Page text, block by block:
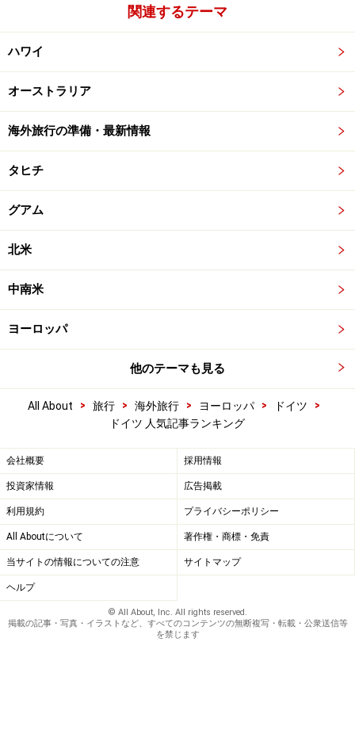
関連するテーマ
ハワイ
オーストラリア
海外旅行の準備・最新情報
タヒチ
グアム
北米
中南米
ヨーロッパ
他のテーマも見る
All About > 旅行 > 海外旅行 > ヨーロッパ > ドイツ
>
ドイツ 人気記事ランキング
会社概要 採用情報
投資家情報 広告掲載
利用規約 プライバシーポリシー
All Aboutについて 著作権・商標・免責
当サイトの情報についての注意 サイトマップ
ヘルプ
© All About, Inc. All rights reserved.
掲載の記事・写真・イラストなど、すべてのコンテンツの無断複写・転載・公衆送信等
を禁じます